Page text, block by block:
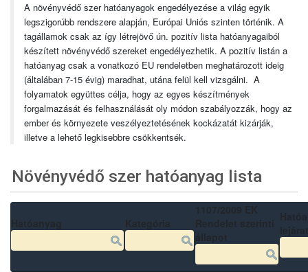
A növényvédő szer hatóanyagok engedélyezése a világ egyik
legszigorúbb rendszere alapján, Európai Uniós szinten történik. A
tagállamok csak az így létrejövő ún. pozitív lista hatóanyagaiból
készített növényvédő szereket engedélyezhetik. A pozitív listán a
hatóanyag csak a vonatkozó EU rendeletben meghatározott ideig
(általában 7-15 évig) maradhat, utána felül kell vizsgálni. A
folyamatok együttes célja, hogy az egyes készítmények
forgalmazását és felhasználását oly módon szabályozzák, hogy az
ember és környezete veszélyeztetésének kockázatát kizárják,
illetve a lehető legkisebbre csökkentsék.
Növényvédő szer hatóanyag lista